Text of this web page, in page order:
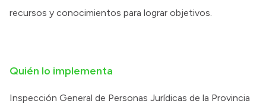
recursos y conocimientos para lograr objetivos.
Quién lo implementa
Inspección General de Personas Jurídicas de la Provincia